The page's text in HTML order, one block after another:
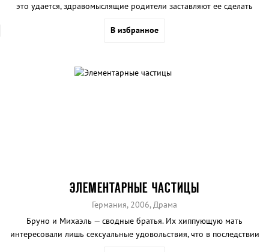
это удается, здравомыслящие родители заставляют ее сделать
В избранное
ЭЛЕМЕНТАРНЫЕ ЧАСТИЦЫ
Германия, 2006, Драма
Бруно и Михаэль — сводные братья. Их хиппующую мать
интересовали лишь сексуальные удовольствия, что в последствии